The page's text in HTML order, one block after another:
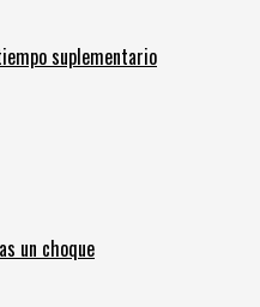
suplementario
un choque